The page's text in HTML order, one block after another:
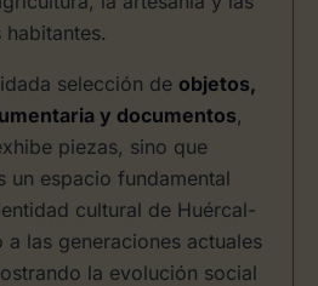
selección de objetos,
y documentos,
piezas, sino que
un espacio fundamental
cultural de Huércal-
a las generaciones actuales
la evolución social